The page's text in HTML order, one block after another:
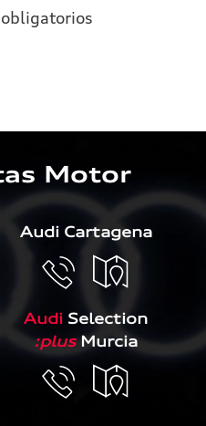
Motor
Audi Cartagena
Audi Selection
:plusMurcia